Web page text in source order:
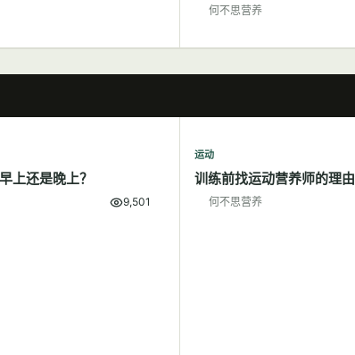
何不思营养
上还是晚上？
9,501
运动
训练前找运动营养师的理由
何不思营养